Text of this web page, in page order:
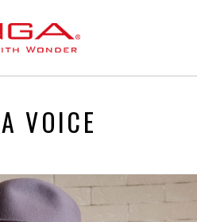
VOICE